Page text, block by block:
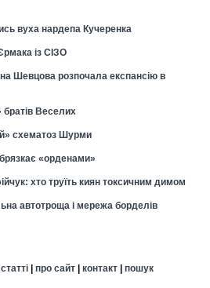
вуха нардепа Кучеренка
із СІЗО
Шевцова розпочала експансію в
Веселих
схематоз Шурми
«орденами»
хто труїть киян токсичним димом
автотроща і мережа борделів
статті| про сайт| контакт| пошук